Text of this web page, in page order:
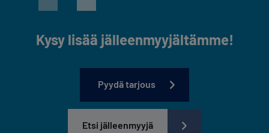
Kysy lisää jälleenmyyjältämme!
Pyydä tarjous
Etsi jälleenmyyjä